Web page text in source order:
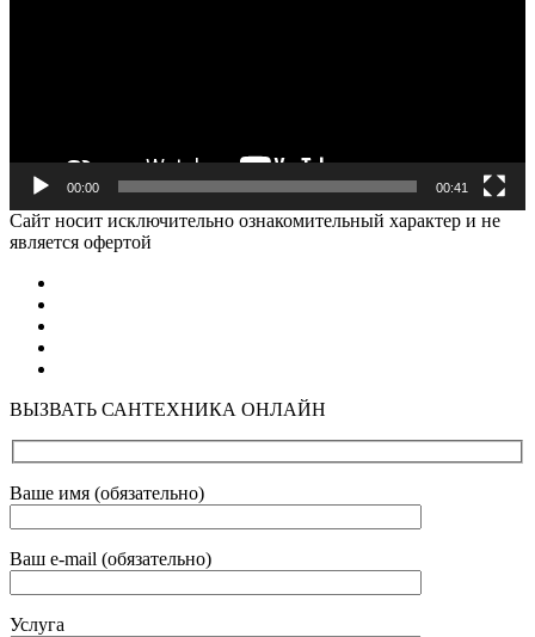
00:00 00:41
Cайт носит исключительно ознакомительный характер и не
является офертой
ВЫЗВАТЬ САНТЕХНИКА ОНЛАЙН
Ваше имя (обязательно)
Ваш e-mail (обязательно)
Услуга